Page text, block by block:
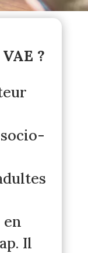
?
Il